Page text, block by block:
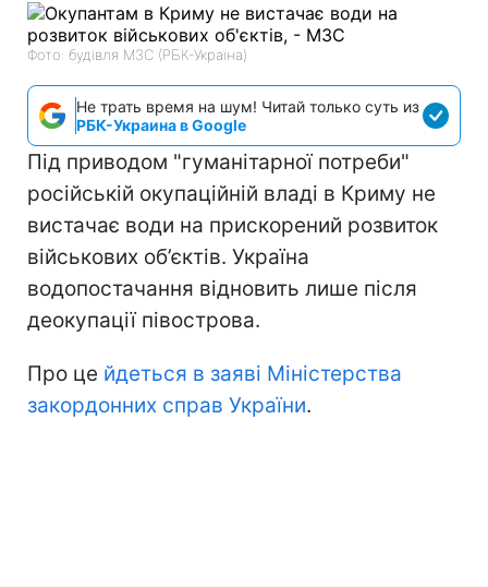
Фото: будівля МЗС (РБК-Україна)
Не трать время на шум! Читай только суть из
РБК-Украина в Google
Під приводом "гуманітарної потреби"
російській окупаційній владі в Криму не
вистачає води на прискорений розвиток
військових об’єктів. Україна
водопостачання відновить лише після
деокупації півострова.
Про це йдеться в заяві Міністерства
закордонних справ України.